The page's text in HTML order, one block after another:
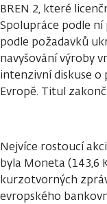
BREN 2, které
Spolupráce podle
podle požadavků
navyšování výroby
intenzivní diskuse o
Evropě. Titul
Nejvíce rostoucí
byla Moneta (143,6
kurzotvorných
evropského